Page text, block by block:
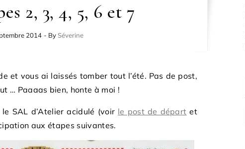
2, 3, 4, 5, 6 et 7
2014 - By Séverine
et vous ai laissés tomber tout l’été. Pas de post,
… Paaaas bien, honte à moi !
SAL d’Atelier acidulé (voir le post de départ et
aux étapes suivantes.